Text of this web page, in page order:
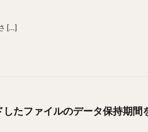
[…]
たファイルのデータ保持期間